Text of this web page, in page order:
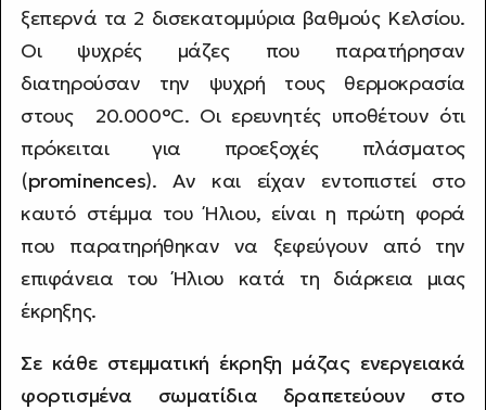
ξεπερνά τα 2 δισεκατομμύρια βαθμούς Κελσίου.
Οι ψυχρές μάζες που παρατήρησαν
διατηρούσαν την ψυχρή τους θερμοκρασία
στους 20.000°C. Οι ερευνητές υποθέτουν ότι
πρόκειται για προεξοχές πλάσματος
(prominences). Αν και είχαν εντοπιστεί στο
καυτό στέμμα του Ήλιου, είναι η πρώτη φορά
που παρατηρήθηκαν να ξεφεύγουν από την
επιφάνεια του Ήλιου κατά τη διάρκεια μιας
έκρηξης.
Σε κάθε στεμματική έκρηξη μάζας ενεργειακά
φορτισμένα σωματίδια δραπετεύουν στο